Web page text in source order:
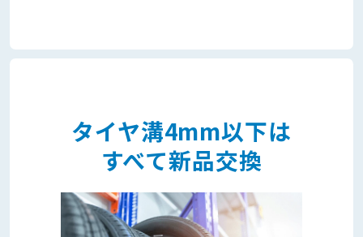
タイヤ溝4mm以下は
すべて新品交換